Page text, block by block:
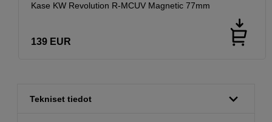
Kase KW Revolution R-MCUV Magnetic 77mm
139 EUR
Tekniset tiedot